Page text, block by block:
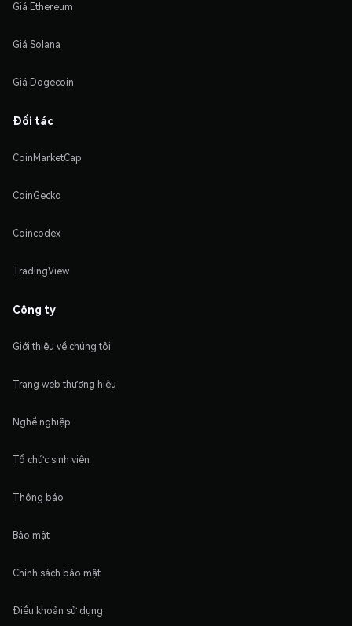
Giá Ethereum
Giá Solana
Giá Dogecoin
Đối tác
CoinMarketCap
CoinGecko
Coincodex
TradingView
Công ty
Giới thiệu về chúng tôi
Trang web thương hiệu
Nghề nghiệp
Tổ chức sinh viên
Thông báo
Bảo mật
Chính sách bảo mật
Điều khoản sử dụng